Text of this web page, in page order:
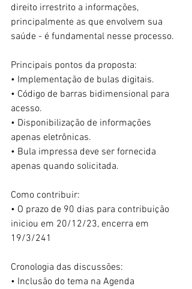
direito irrestrito a informações,
principalmente as que envolvem sua
saúde - é fundamental nesse processo.
Principais pontos da proposta:
• Implementação de bulas digitais.
• Código de barras bidimensional para
acesso.
• Disponibilização de informações
apenas eletrônicas.
• Bula impressa deve ser fornecida
apenas quando solicitada.
Como contribuir:
• O prazo de 90 dias para contribuição
iniciou em 20/12/23, encerra em
19/3/241
Cronologia das discussões:
• Inclusão do tema na Agenda